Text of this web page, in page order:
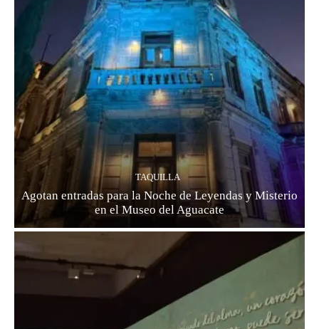
TAQUILLA
Agotan entradas para la Noche de Leyendas y Misterio
en el Museo del Aguacate